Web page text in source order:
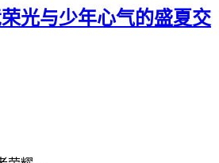
光与少年心气的盛夏交